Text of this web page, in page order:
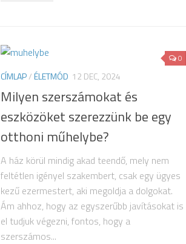
0
CÍMLAP/ÉLETMÓD 12 DEC, 2024
Milyen szerszámokat és
eszközöket szerezzünk be egy
otthoni műhelybe?
A ház körül mindig akad teendő, mely nem
feltétlen igényel szakembert, csak egy ügyes
kezű ezermestert, aki megoldja a dolgokat.
Ám ahhoz, hogy az egyszerűbb javításokat is
el tudjuk végezni, fontos, hogy a
szerszámos...